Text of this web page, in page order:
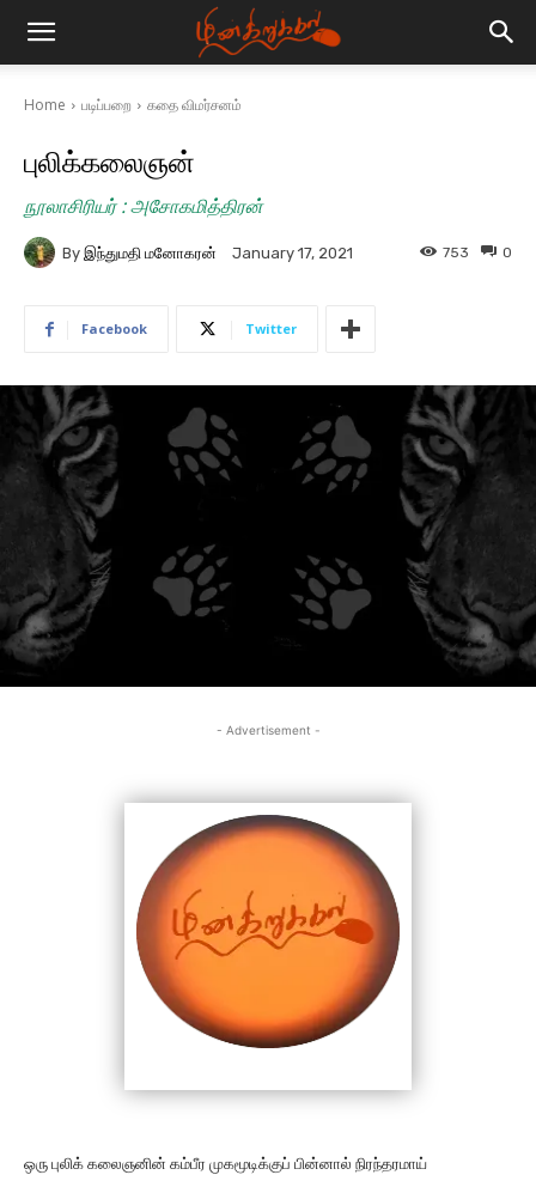
Home படிப்பறை கதை விமர்சனம்
புலிக்கலைஞன்
நூலாசிரியர் : அசோகமித்திரன்
By இந்துமதி மனோகரன் January 17, 2021 0
753
Facebook Twitter
- Advertisement -
ஒரு புலிக் கலைஞனின் கம்பீர முகமூடிக்குப் பின்னால் நிரந்தரமாய்